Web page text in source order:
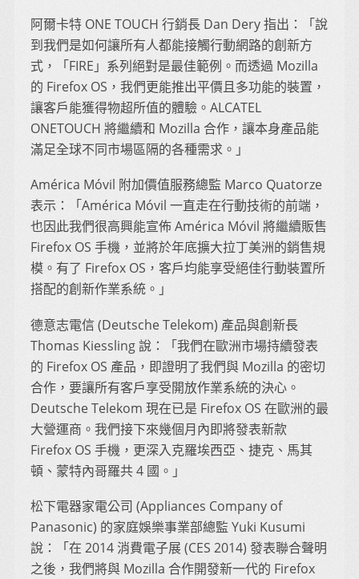
阿爾卡特 ONE TOUCH 行銷長 Dan Dery 指出：「說
到我們是如何讓所有人都能接觸行動網路的創新方
式，「FIRE」系列絕對是最佳範例。而透過 Mozilla
的 Firefox OS，我們更能推出平價且多功能的裝置，
讓客戶能獲得物超所值的體驗。ALCATEL
ONETOUCH 將繼續和 Mozilla 合作，讓本身產品能
滿足全球不同市場區隔的各種需求。」
América Móvil 附加價值服務總監 Marco Quatorze
表示：「América Móvil 一直走在行動技術的前端，
也因此我們很高興能宣佈 América Móvil 將繼續販售
Firefox OS 手機，並將於年底擴大拉丁美洲的銷售規
模。有了 Firefox OS，客戶均能享受絕佳行動裝置所
搭配的創新作業系統。」
德意志電信 (Deutsche Telekom) 產品與創新長
Thomas Kiessling 說：「我們在歐洲市場持續發表
的 Firefox OS 產品，即證明了我們與 Mozilla 的密切
合作，要讓所有客戶享受開放作業系統的決心。
Deutsche Telekom 現在已是 Firefox OS 在歐洲的最
大營運商。我們接下來幾個月內即將發表新款
Firefox OS 手機，更深入克羅埃西亞、捷克、馬其
頓、蒙特內哥羅共 4 國。」
松下電器家電公司 (Appliances Company of
Panasonic) 的家庭娛樂事業部總監 Yuki Kusumi
說：「在 2014 消費電子展 (CES 2014) 發表聯合聲明
之後，我們將與 Mozilla 合作開發新一代的 Firefox